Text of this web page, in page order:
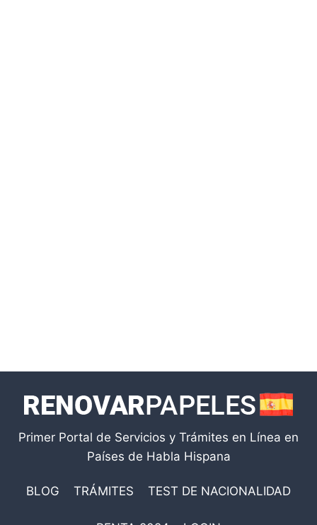
Primer Portal de Servicios y Trámites en Línea en
Países de Habla Hispana
BLOG TRÁMITES TEST DE NACIONALIDAD